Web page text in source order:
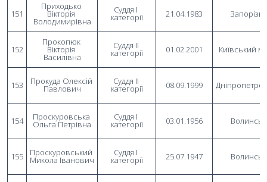
151
Приходько
Вікторія
Володимирівна
Суддя I
категорії 21.04.1983
152
Прокопюк
Вікторія
Василівна
Суддя II
категорії 01.02.2001 Київський
153 Прокуда Олексій
Павлович
Суддя II
категорії 08.09.1999
154 Проскуровська
Ольга Петрівна
Суддя I
категорії 03.01.1956
155 Проскуровський
Микола Іванович
Суддя I
категорії 25.07.1947